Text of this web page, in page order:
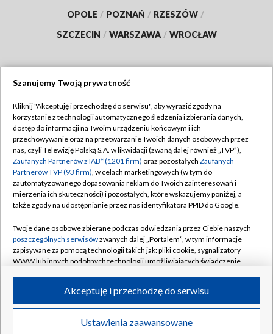
OPOLE / POZNAŃ / RZESZÓW /
SZCZECIN / WARSZAWA / WROCŁAW
TVP
Abonament TVP
Emisja w TVP
Centrum informacji TVP
Naziemna Telewizja Cyfrowa
Rada Programowa
System NOS
Informacje o nadawcy
Program dla prasy
Regulamin TVP
Polityka prywatności
Moje zgody
Pomoc
Kontakt
Kanały
©2026 Telewizja Polska S.A. w likwidacji
Szanujemy Twoją prywatność
Kliknij "Akceptuję i przechodzę do serwisu", aby wyrazić zgody na
korzystanie z technologii automatycznego śledzenia i zbierania danych,
dostęp do informacji na Twoim urządzeniu końcowym i ich
przechowywanie oraz na przetwarzanie Twoich danych osobowych przez
nas, czyli Telewizję Polską S.A. w likwidacji (zwaną dalej również „TVP”),
Zaufanych Partnerów z IAB* (1201 firm) oraz pozostałych Zaufanych
Partnerów TVP (93 firm), w celach marketingowych (w tym do
zautomatyzowanego dopasowania reklam do Twoich zainteresowań i
mierzenia ich skuteczności) i pozostałych, które wskazujemy poniżej, a
także zgody na udostępnianie przez nas identyfikatora PPID do Google.
Twoje dane osobowe zbierane podczas odwiedzania przez Ciebie naszych
poszczególnych serwisówzwanych dalej „Portalem”, w tym informacje
zapisywane za pomocą technologii takich jak: pliki cookie, sygnalizatory
WWW lub innych podobnych technologii umożliwiających świadczenie
ruchu w Internecie.
Twoje dane osobowe zbierane podczas odwiedzania przez Ciebie
poszczególnych serwisówna Portalu, takie jak adresy IP, identyfikatory
Ustawienia zaawansowane
Akceptuję i przechodzę do serwisu